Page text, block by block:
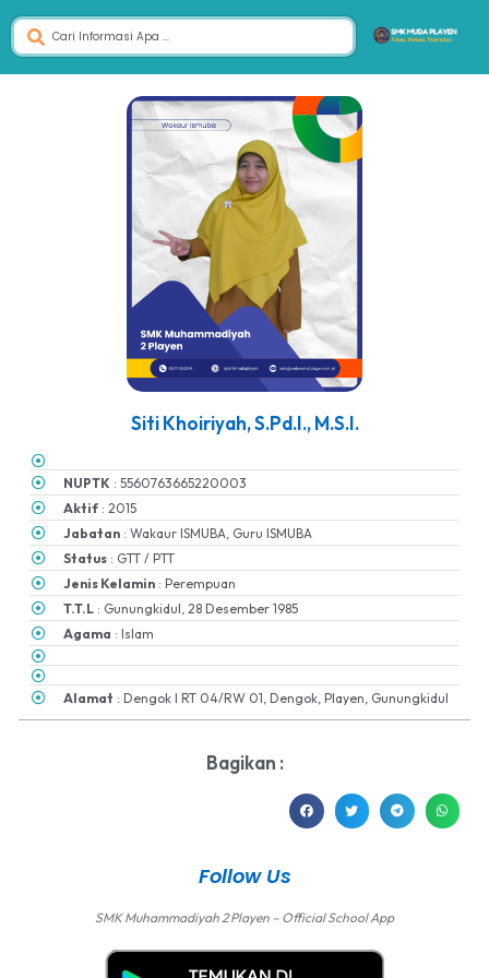
Siti Khoiriyah, S.Pd.I., M.S.I.
NUPTK : 5560763665220003
Aktif : 2015
Jabatan : Wakaur ISMUBA, Guru ISMUBA
Status : GTT / PTT
Jenis Kelamin : Perempuan
T.T.L : Gunungkidul, 28 Desember 1985
Agama : Islam
Alamat : Dengok I RT 04/RW 01, Dengok, Playen, Gunungkidul
Bagikan :
Follow Us
SMK Muhammadiyah 2 Playen – Official School App